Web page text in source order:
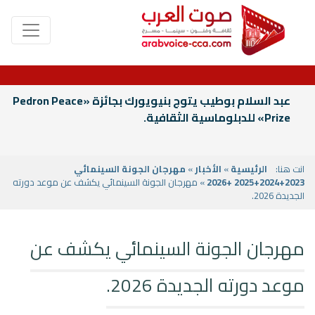
عبد السلام بوطيب يتوج بنيويورك بجائزة «Pedron Peace
Prize» للدبلوماسية الثقافية.
انت هنا: الرئيسية» الأخبار» مهرجان الجونة السينمائي
2023+2024+2025 +2026 » مهرجان الجونة السينمائي يكشف عن موعد دورته
الجديدة 2026.
مهرجان الجونة السينمائي يكشف عن
موعد دورته الجديدة 2026.